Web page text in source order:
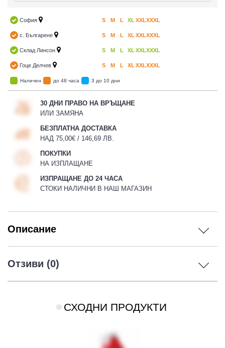
София S M L XL XXLXXXL
с. Българене S M L XL XXLXXXL
Склад Линсон S M L XL XXLXXXL
Гоце Делчев S M L XL XXLXXXL
Наличен до 48 часа 3 до 10 дни
30 ДНИ ПРАВО НА ВРЪЩАНЕ
ИЛИ ЗАМЯНА
БЕЗПЛАТНА ДОСТАВКА
НАД 75,00€ / 146,69 ЛВ.
ПОКУПКИ
НА ИЗПЛАЩАНЕ
ИЗПРАЩАНЕ ДО 24 ЧАСА
СТОКИ НАЛИЧНИ В НАШ МАГАЗИН
Описание
Отзиви (0)
СХОДНИ ПРОДУКТИ